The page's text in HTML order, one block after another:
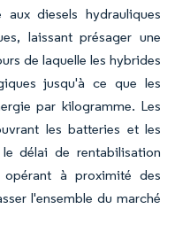
diesels hydrauliques
laissant présager une
de laquelle les hybrides
jusqu'à ce que les
par kilogramme. Les
les batteries et les
délai de rentabilisation
à proximité des
l'ensemble du marché